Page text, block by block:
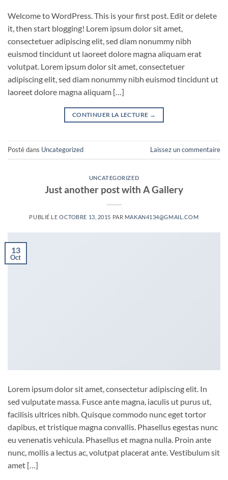
Welcome to WordPress. This is your first post. Edit or delete
it, then start blogging! Lorem ipsum dolor sit amet,
consectetuer adipiscing elit, sed diam nonummy nibh
euismod tincidunt ut laoreet dolore magna aliquam erat
volutpat. Lorem ipsum dolor sit amet, consectetuer
adipiscing elit, sed diam nonummy nibh euismod tincidunt ut
laoreet dolore magna aliquam […]
CONTINUER LA LECTURE →
Posté dans Uncategorized Laissez un commentaire
UNCATEGORIZED
Just another post with A Gallery
PUBLIÉ LEOCTOBRE 13, 2015 PAR MAKAN4134@GMAIL.COM
13
Oct
Lorem ipsum dolor sit amet, consectetur adipiscing elit. In
sed vulputate massa. Fusce ante magna, iaculis ut purus ut,
facilisis ultrices nibh. Quisque commodo nunc eget tortor
dapibus, et tristique magna convallis. Phasellus egestas nunc
eu venenatis vehicula. Phasellus et magna nulla. Proin ante
nunc, mollis a lectus ac, volutpat placerat ante. Vestibulum sit
amet […]